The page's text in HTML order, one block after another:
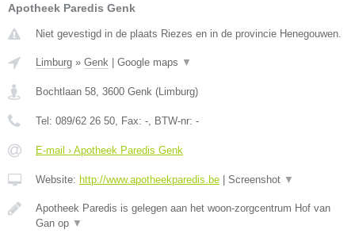
Apotheek Paredis Genk
Niet gevestigd in de plaats Riezes en in de provincie Henegouwen.
Limburg » Genk | Google maps ▼
Bochtlaan 58 3600 Genk (Limburg)
Tel: 089/62 26 50 , Fax: - , BTW-nr: -
E-mail › Apotheek Paredis Genk
Website: http://www.apotheekparedis.be | Screenshot ▼
Apotheek Paredis is gelegen aan het woon-zorgcentrum Hof van
Gan op ▼